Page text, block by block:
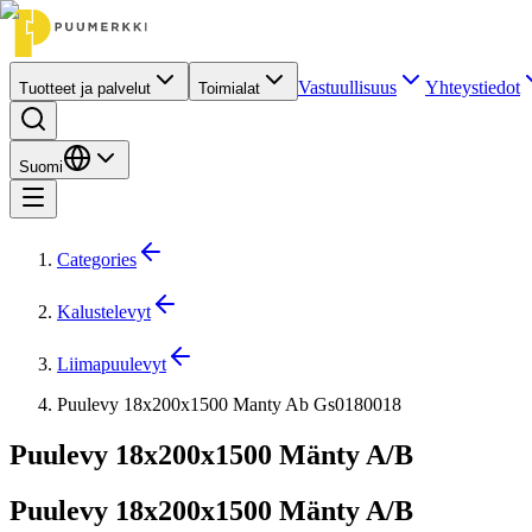
Tuotteet ja palvelut Toimialat Vastuullisuus Yhteystiedot
Suomi
Categories
Kalustelevyt
Liimapuulevyt
Puulevy 18x200x1500 Manty Ab Gs0180018
Puulevy 18x200x1500 Mänty A/B
Puulevy 18x200x1500 Mänty A/B